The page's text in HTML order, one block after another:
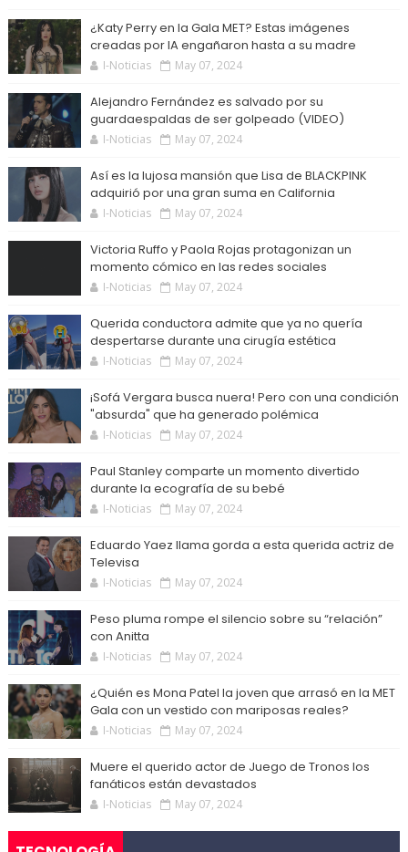
¿Katy Perry en la Gala MET? Estas imágenes
creadas por IA engañaron hasta a su madre
I-Noticias May 07, 2024
Alejandro Fernández es salvado por su
guardaespaldas de ser golpeado (VIDEO)
I-Noticias May 07, 2024
Así es la lujosa mansión que Lisa de BLACKPINK
adquirió por una gran suma en California
I-Noticias May 07, 2024
Victoria Ruffo y Paola Rojas protagonizan un
momento cómico en las redes sociales
I-Noticias May 07, 2024
Querida conductora admite que ya no quería
despertarse durante una cirugía estética
I-Noticias May 07, 2024
¡Sofá Vergara busca nuera! Pero con una condición
"absurda" que ha generado polémica
I-Noticias May 07, 2024
Paul Stanley comparte un momento divertido
durante la ecografía de su bebé
I-Noticias May 07, 2024
Eduardo Yaez llama gorda a esta querida actriz de
Televisa
I-Noticias May 07, 2024
Peso pluma rompe el silencio sobre su “relación”
con Anitta
I-Noticias May 07, 2024
¿Quién es Mona Patel la joven que arrasó en la MET
Gala con un vestido con mariposas reales?
I-Noticias May 07, 2024
Muere el querido actor de Juego de Tronos los
fanáticos están devastados
I-Noticias May 07, 2024